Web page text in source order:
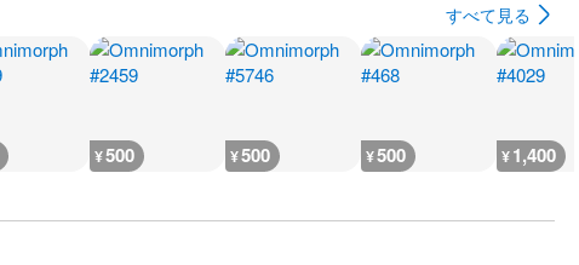
すべて見る
¥500 ¥500 ¥500 ¥1,400